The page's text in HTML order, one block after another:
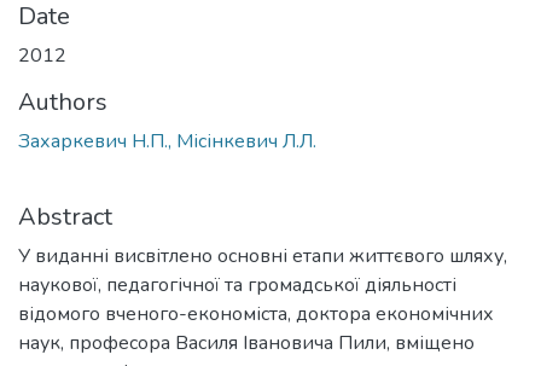
Date
2012
Authors
Захаркевич Н.П., Місінкевич Л.Л.
Abstract
У виданні висвітлено основні етапи життєвого шляху,
наукової, педагогічної та громадської діяльності
відомого вченого-економіста, доктора економічних
наук, професора Василя Івановича Пили, вміщено